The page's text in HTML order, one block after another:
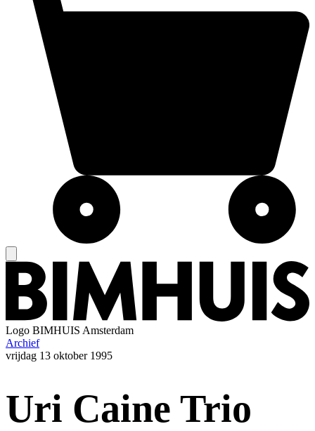
Logo BIMHUIS Amsterdam
Archief
vrijdag 13 oktober 1995
Uri Caine Trio